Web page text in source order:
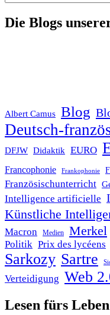
nach:
Die Blogs
Albert Camus Blog
Deutsch-
DFJW Didaktik EURO
Francophonie Frankophonie
Französischunterricht
Intelligence artificielle
Künstliche
Macron Medien Merkel
Politik Prix des lycéens
Sarkozy Sartre
Verteidigung Web
Lesen fürs Leben